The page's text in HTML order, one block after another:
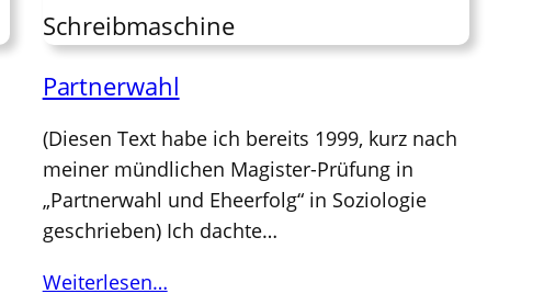
Partnerwahl
(Diesen Text habe ich bereits 1999, kurz nach
meiner mündlichen Magister-Prüfung in
„Partnerwahl und Eheerfolg“ in Soziologie
geschrieben) Ich dachte…
Weiterlesen…